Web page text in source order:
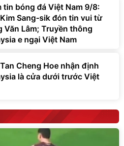
tin bóng đá Việt Nam 9/8:
Sang-sik đón tin vui từ
Văn Lâm; Truyền thông
e ngại Việt Nam
Cheng Hoe nhận định
là cửa dưới trước Việt